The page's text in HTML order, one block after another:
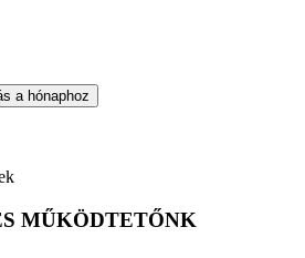
a hónaphoz
MŰKÖDTETŐNK